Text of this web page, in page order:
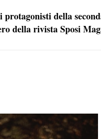
della
della rivista Sposi